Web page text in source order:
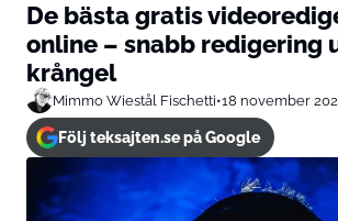
De bästa gratis
online – snabb redigering
krångel
Mimmo Wiestål Fischetti•18 november
Följ teksajten.se på Google